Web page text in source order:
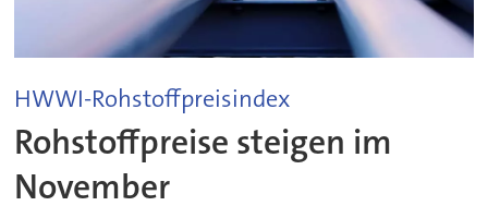
HWWI-Rohstoffpreisindex
Rohstoffpreise steigen im
November